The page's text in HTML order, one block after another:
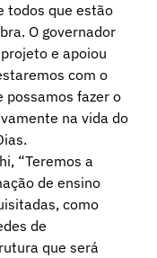
todos que estão
O governador
e apoiou
com o
possamos fazer o
na vida do
“Teremos a
de ensino
como
de
que será